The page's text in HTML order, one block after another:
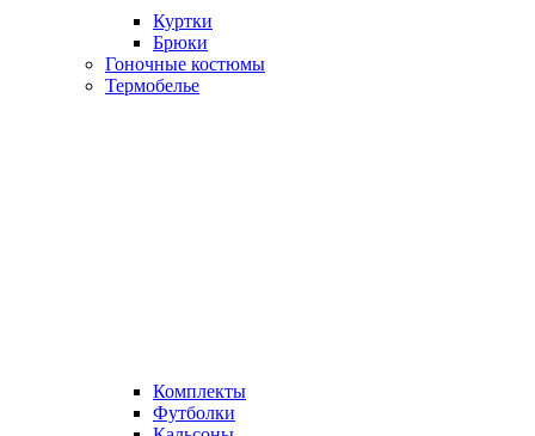
Куртки
Брюки
Гоночные костюмы
Термобелье
Комплекты
Футболки